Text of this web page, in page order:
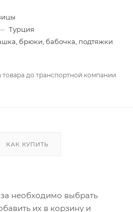
Турция
брюки, бабочка, подтяжки
товара до транспортной компании
КАК КУПИТЬ
необходимо выбрать
их в корзину и